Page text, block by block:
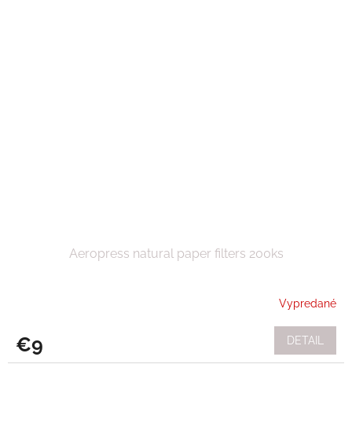
Aeropress natural paper filters 200ks
Vypredané
€9 DETAIL